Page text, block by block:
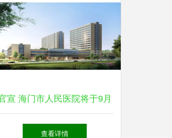
宣 海门市人民医院将于9月
15日整体搬迁至蛇口人民医院
查看详情